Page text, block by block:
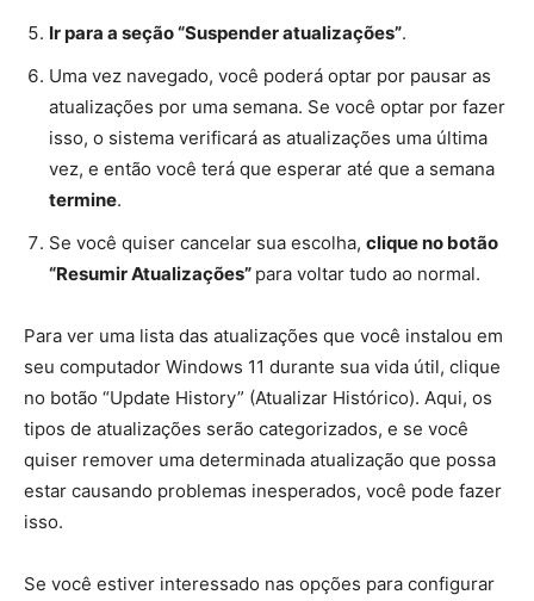
Ir para a seção “Suspender atualizações”.
Uma vez navegado, você poderá optar por pausar as
atualizações por uma semana. Se você optar por fazer
isso, o sistema verificará as atualizações uma última
vez, e então você terá que esperar até que a semana
termine.
Se você quiser cancelar sua escolha, clique no botão
“Resumir Atualizações” para voltar tudo ao normal.
Para ver uma lista das atualizações que você instalou em
seu computador Windows 11 durante sua vida útil, clique
no botão “Update History” (Atualizar Histórico). Aqui, os
tipos de atualizações serão categorizados, e se você
quiser remover uma determinada atualização que possa
estar causando problemas inesperados, você pode fazer
isso.
Se você estiver interessado nas opções para configurar